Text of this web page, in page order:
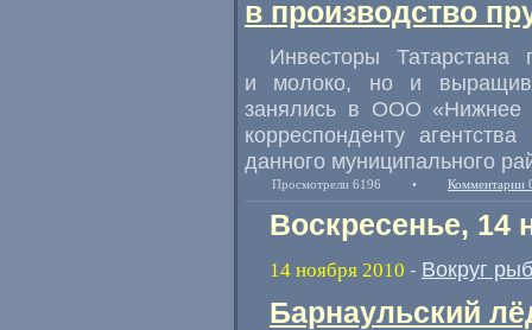
в производство
Инвесторы Татарстана
и молоко, но и
занялись в ООО «Нижнее
корреспонденту
данного муниципального
Просмотрели 6196 • Комментарии
Воскресенье, 14
14 ноября 2010 - Вокруг
Барнаульский